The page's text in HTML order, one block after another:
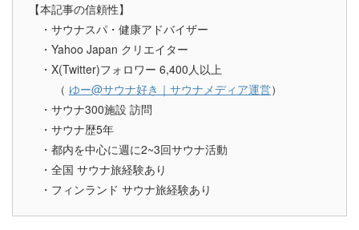
【本記事の信頼性】
・サウナスパ・健康アドバイザー
・Yahoo Japan クリエイター
・X(Twitter)フォロワー 6,400人以上
（ ゆー@サウナ好き｜サウナメディア運営）
・サウナ300施設 訪問
・サウナ歴5年
・都内を中心に週に2~3回サウナ活動
・全国 サウナ旅経験あり
・フィンランド サウナ旅経験あり